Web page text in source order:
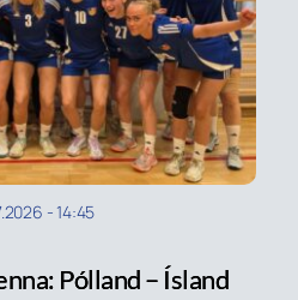
-14:45
Pólland – Ísland